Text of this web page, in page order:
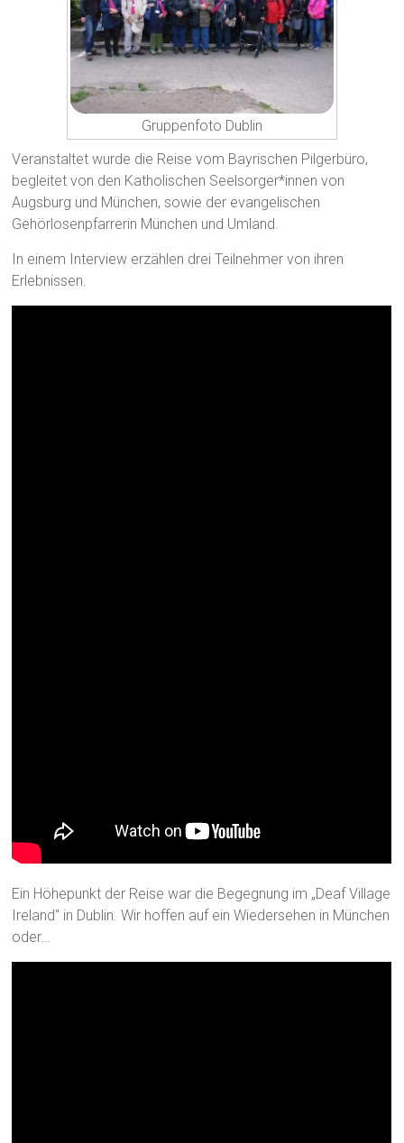
Gruppenfoto Dublin
Veranstaltet wurde die Reise vom Bayrischen Pilgerbüro,
begleitet von den Katholischen Seelsorger*innen von
Augsburg und München, sowie der evangelischen
Gehörlosenpfarrerin München und Umland.
In einem Interview erzählen drei Teilnehmer von ihren
Erlebnissen.
Ein Höhepunkt der Reise war die Begegnung im „Deaf Village
Ireland“ in Dublin. Wir hoffen auf ein Wiedersehen in München
oder…